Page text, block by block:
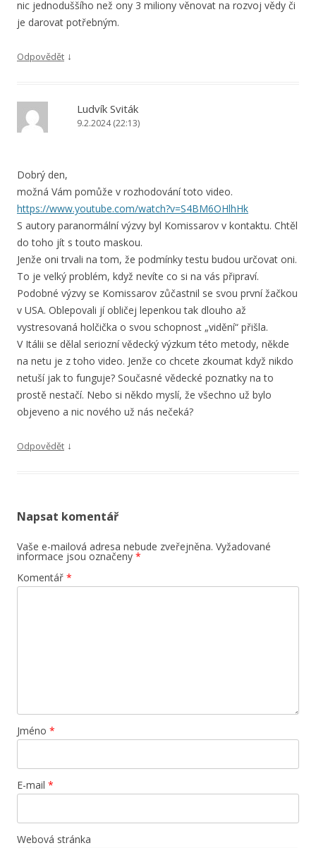
nic jednoduššího než ony 3 miliony věnovat na rozvoj vědy či
je darovat potřebným.
Odpovědět ↓
Ludvík Sviták
9.2.2024 (22:13)
Dobrý den,
možná Vám pomůže v rozhodování toto video.
https://www.youtube.com/watch?v=S4BM6OHlhHk
S autory paranormální výzvy byl Komissarov v kontaktu. Chtěl
do toho jít s touto maskou.
Jenže oni trvali na tom, že podmínky testu budou určovat oni.
To je velký problém, když nevíte co si na vás připraví.
Podobné výzvy se Komissarov zůčastnil se svou první žačkou
v USA. Oblepovali jí obličej lepenkou tak dlouho až
vystresovaná holčička o svou schopnost „vidění“ přišla.
V Itálii se dělal seriozní vědecký výzkum této metody, někde
na netu je z toho video. Jenže co chcete zkoumat když nikdo
netuší jak to funguje? Současné vědecké poznatky na to
prostě nestačí. Nebo si někdo myslí, že všechno už bylo
objeveno a nic nového už nás nečeká?
Odpovědět ↓
Napsat komentář
Vaše e-mailová adresa nebude zveřejněna. Vyžadované
informace jsou označeny *
Komentář *
Jméno *
E-mail *
Webová stránka